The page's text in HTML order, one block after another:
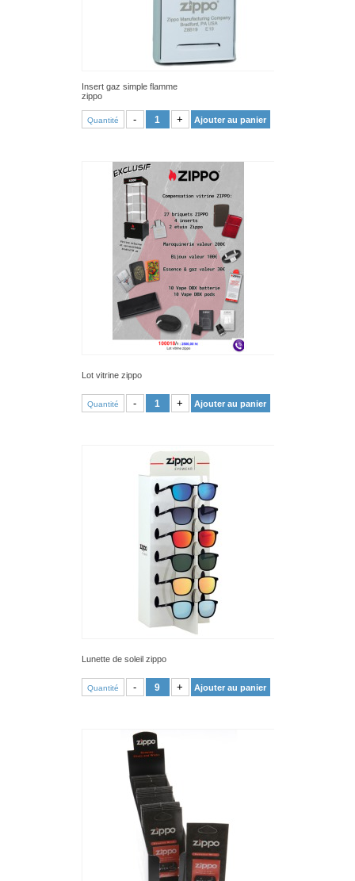
Insert gaz simple flamme
zippo
Quantité - + Ajouter au panier
Lot vitrine zippo
Quantité - + Ajouter au panier
Lunette de soleil zippo
Quantité - + Ajouter au panier